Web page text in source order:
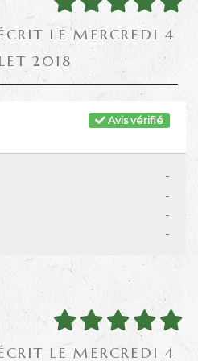
LE MERCREDI 4
2018
Avis vérifié
-
-
-
-
LE MERCREDI 4